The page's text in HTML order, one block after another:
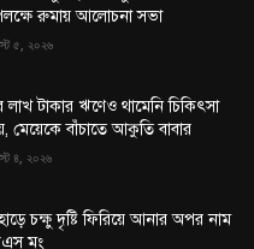
রুমায় আলোচনা সভা
৫, ২০২৬
লাখ টাকার ঋণেও থামেনি চিকিৎসা
মেয়েকে বাঁচাতে আকুতি বাবার
৪, ২০২৬
চক্ষু দৃষ্টি ফিরিয়ে আনার অপর নাম
মং